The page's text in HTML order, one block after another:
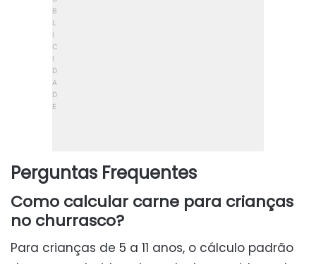
Perguntas Frequentes
Como calcular carne para crianças
no churrasco?
Para crianças de 5 a 11 anos, o cálculo padrão